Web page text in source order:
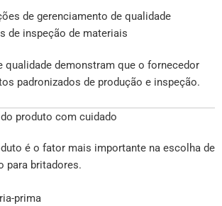
de gerenciamento de qualidade
de inspeção de materiais
qualidade demonstram que o fornecedor
padronizados de produção e inspeção.
produto com cuidado
é o fator mais importante na escolha de
para britadores.
prima